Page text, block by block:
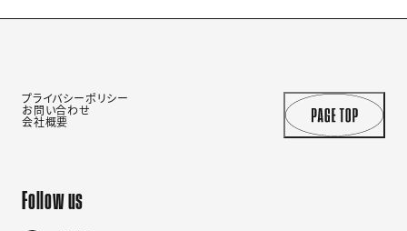
プライバシーポリシー
お問い合わせ
会社概要
Follow us